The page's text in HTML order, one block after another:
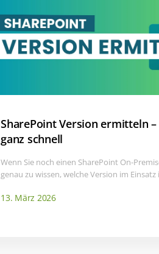
SharePoint Version ermitteln –
ganz schnell
Wenn Sie noch einen SharePoint On-
genau zu wissen, welche Version im
13. März 2026